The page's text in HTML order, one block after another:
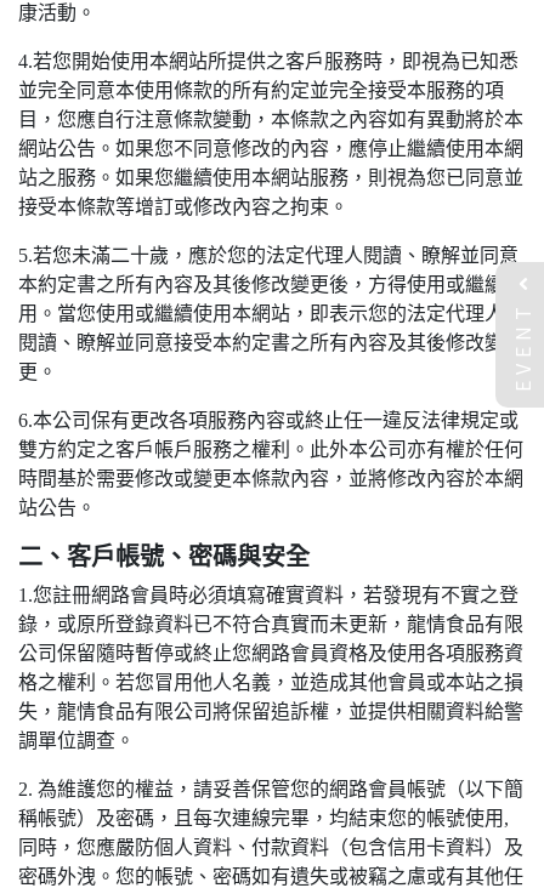
康活動。
4.若您開始使用本網站所提供之客戶服務時，即視為已知悉
並完全同意本使用條款的所有約定並完全接受本服務的項
目，您應自行注意條款變動，本條款之內容如有異動將於本
網站公告。如果您不同意修改的內容，應停止繼續使用本網
站之服務。如果您繼續使用本網站服務，則視為您已同意並
接受本條款等增訂或修改內容之拘束。
5.若您未滿二十歲，應於您的法定代理人閱讀、瞭解並同意
本約定書之所有內容及其後修改變更後，方得使用或繼續使
用。當您使用或繼續使用本網站，即表示您的法定代理人已
閱讀、瞭解並同意接受本約定書之所有內容及其後修改變
更。
6.本公司保有更改各項服務內容或終止任一違反法律規定或
雙方約定之客戶帳戶服務之權利。此外本公司亦有權於任何
時間基於需要修改或變更本條款內容，並將修改內容於本網
站公告。
二、客戶帳號、密碼與安全
1.您註冊網路會員時必須填寫確實資料，若發現有不實之登
錄，或原所登錄資料已不符合真實而未更新，龍情食品有限
公司保留隨時暫停或終止您網路會員資格及使用各項服務資
格之權利。若您冒用他人名義，並造成其他會員或本站之損
失，龍情食品有限公司將保留追訴權，並提供相關資料給警
調單位調查。
2. 為維護您的權益，請妥善保管您的網路會員帳號（以下簡
稱帳號）及密碼，且每次連線完畢，均結束您的帳號使用,
同時，您應嚴防個人資料、付款資料（包含信用卡資料）及
密碼外洩。您的帳號、密碼如有遺失或被竊之慮或有其他任
EVENT